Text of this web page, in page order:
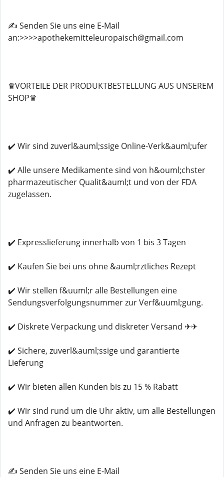
✍️ Senden Sie uns eine E-Mail
an:>>>>apothekemitteleuropaisch@gmail.com
♛VORTEILE DER PRODUKTBESTELLUNG AUS UNSEREM
SHOP♛
✔️ Wir sind zuverl&auml;ssige Online-Verk&auml;ufer
✔️ Alle unsere Medikamente sind von h&ouml;chster
pharmazeutischer Qualit&auml;t und von der FDA
zugelassen.
✔️ Expresslieferung innerhalb von 1 bis 3 Tagen
✔️ Kaufen Sie bei uns ohne &auml;rztliches Rezept
✔️ Wir stellen f&uuml;r alle Bestellungen eine
Sendungsverfolgungsnummer zur Verf&uuml;gung.
✔️ Diskrete Verpackung und diskreter Versand ✈✈
✔️ Sichere, zuverl&auml;ssige und garantierte
Lieferung
✔️ Wir bieten allen Kunden bis zu 15 % Rabatt
✔️ Wir sind rund um die Uhr aktiv, um alle Bestellungen
und Anfragen zu beantworten.
✍️ Senden Sie uns eine E-Mail